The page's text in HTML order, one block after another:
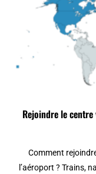
Rejoindre le
Comment
l’aéroport ? Trains,